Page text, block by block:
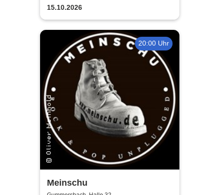
15.10.2026
20:00 Uhr
Meinschu